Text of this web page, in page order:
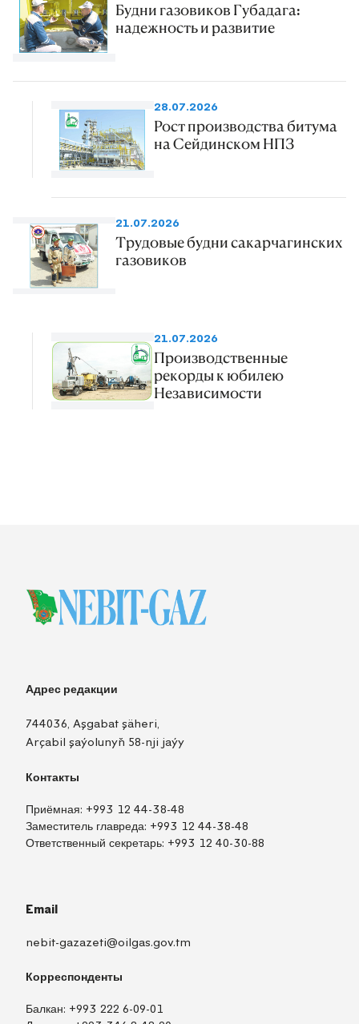
Будни газовиков Губадага:
надежность и развитие
28.07.2026
Рост производства битума
на Сейдинском НПЗ
21.07.2026
Трудовые будни сакарчагинских
газовиков
21.07.2026
Производственные
рекорды к юбилею
Независимости
Адрес редакции
744036, Aşgabat şäheri,
Arçabil şaýolunyň 58-nji jaýy
Контакты
Приёмная: +993 12 44-38-48
Заместитель главреда: +993 12 44-38-48
Ответственный секретарь: +993 12 40-30-88
Email
nebit-gazazeti@oilgas.gov.tm
Корреспонденты
Балкан: +993 222 6-09-01